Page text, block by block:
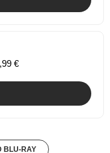
€
BLU-RAY